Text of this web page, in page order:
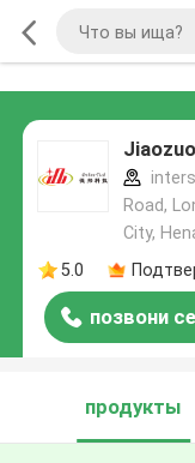
Road,
City,
5.0
позвони
продукты